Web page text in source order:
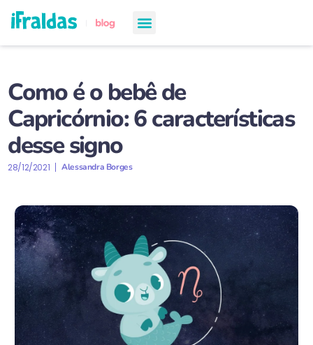
Como é o bebê de
Capricórnio: 6 características
desse signo
28/12/2021 Alessandra Borges